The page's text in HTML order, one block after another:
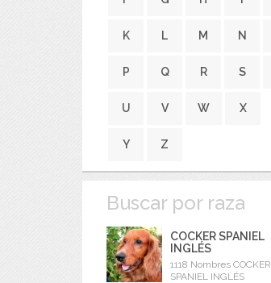
K L M N
P Q R S
U V W X
Y Z
Buscar por raza
COCKER SPANIEL
INGLÉS
1118 Nombres COCKER
SPANIEL INGLÉS